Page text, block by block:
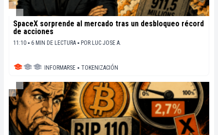
SpaceX sorprende al mercado tras un desbloqueo récord
de acciones
11:10 ▪ 6 MIN DE LECTURA ▪ POR LUC JOSE A.
INFORMARSE ▪ TOKENIZACIÓN